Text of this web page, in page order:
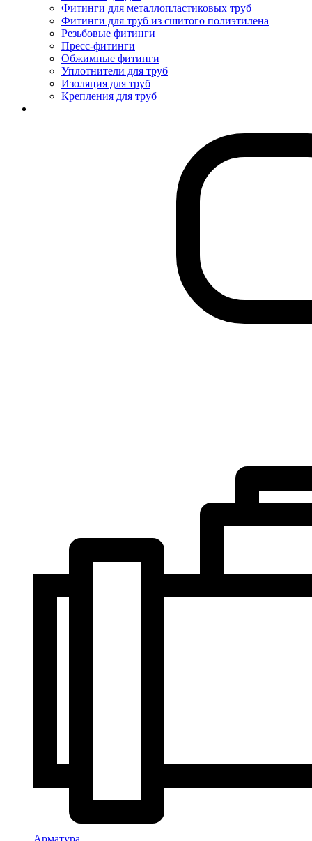
Фитинги для металлопластиковых труб
Фитинги для труб из сшитого полиэтилена
Резьбовые фитинги
Пресс-фитинги
Обжимные фитинги
Уплотнители для труб
Изоляция для труб
Крепления для труб
Арматура